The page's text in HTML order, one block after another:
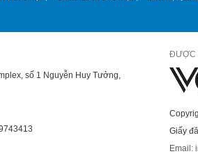
số 1 Nguyễn Huy Tưởng,
ĐƯỢC
Giấy
Email: